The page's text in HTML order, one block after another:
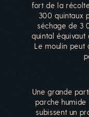
fort de la
300 quintaux
séchage de 3
quintal équivaut
Le moulin peut
Une grande
parche
subissent un